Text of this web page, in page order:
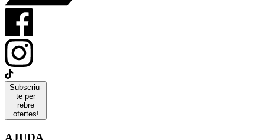
Subscriu-
te per
rebre
ofertes!
AJUDA